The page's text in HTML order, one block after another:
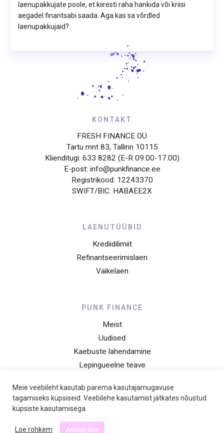
laenupakkujate poole, et kiiresti raha hankida või kriisi
aegadel finantsabi saada. Aga kas sa võrdled
laenupakkujaid?
KONTAKT
FRESH FINANCE OÜ
Tartu mnt 83, Tallinn 10115
Klienditugi: 633 8282 (E-R 09.00-17.00)
E-post: info@punkfinance.ee
Registrikood: 12243370
SWIFT/BIC: HABAEE2X
LAENUTÜÜBID
Krediidilimiit
Refinantseerimislaen
Väikelaen
PUNK FINANCE
Meist
Uudised
Kaebuste lahendamine
Lepingueelne teave
Hinnakiri
Meie veebileht kasutab parema kasutajamugavuse
tagamiseks küpsiseid. Veebilehe kasutamist jätkates nõustud
küpsiste kasutamisega.
Loe rohkem Annan loa